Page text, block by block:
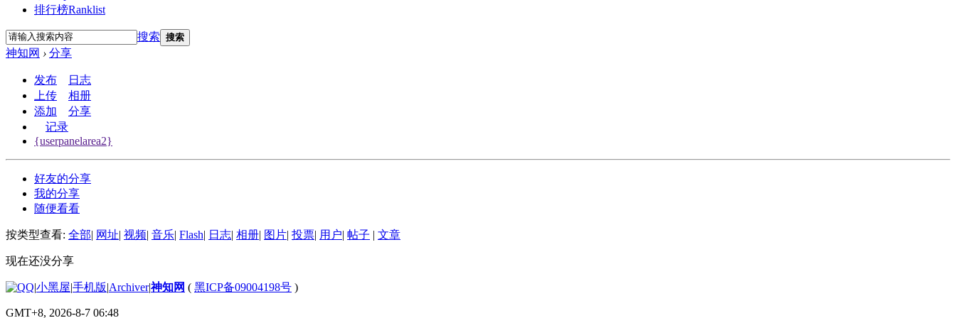
排行榜Ranklist
搜索 搜索
神知网 › 分享
发布
日志
上传
相册
添加
分享
记录
{userpanelarea2}
好友的分享
我的分享
随便看看
按类型查看: 全部| 网址| 视频| 音乐| Flash| 日志| 相册| 图片| 投票| 用户| 帖子 | 文章
现在还没分享
|小黑屋|手机版|Archiver|神知网 ( 黑ICP备09004198号 )
GMT+8, 2026-8-7 06:48